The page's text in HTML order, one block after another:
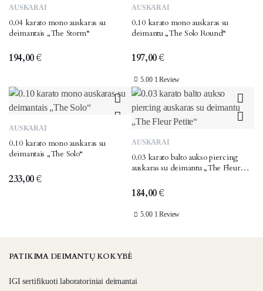
AUSKARAI
0.04 karato mono auskaras su
deimantais „The Storm“
194,00€
AUSKARAI
0.10 karato mono auskaras su
deimantu „The Solo Round“
197,00€
5.001 Review
AUSKARAI
0.10 karato mono auskaras su
deimantais „The Solo“
233,00€
AUSKARAI
0.03 karato balto aukso piercing
auskaras su deimantu „The Fleur
184,00€
5.001 Review
PATIKIMA DEIMANTŲ KOKYBĖ
IGI sertifikuoti laboratoriniai deimantai